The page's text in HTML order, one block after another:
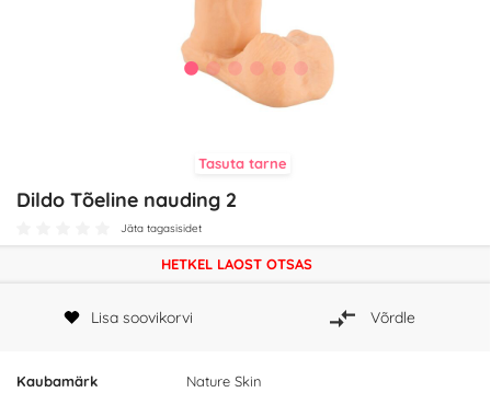
Tasuta tarne
Dildo Tõeline nauding 2
Jäta tagasisidet
Kaubamärk Nature Skin
HETKEL LAOST OTSAS
Lisa soovikorvi Võrdle